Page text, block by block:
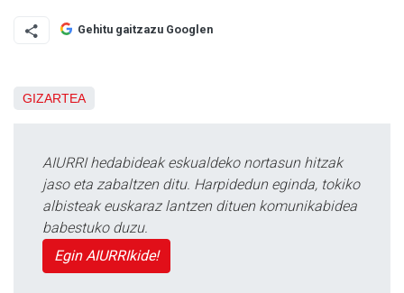
Gehitu gaitzazu Googlen
GIZARTEA
AIURRI hedabideak eskualdeko nortasun hitzak
jaso eta zabaltzen ditu. Harpidedun eginda, tokiko
albisteak euskaraz lantzen dituen komunikabidea
babestuko duzu.
Egin AIURRIkide!